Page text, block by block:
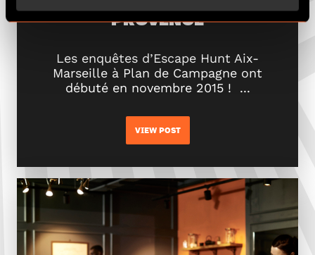
PROVENCE
Les enquêtes d’Escape Hunt Aix-
Marseille à Plan de Campagne ont
débuté en novembre 2015 ! ...
VIEW POST